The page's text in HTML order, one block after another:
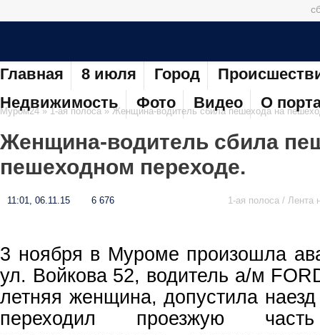
Главная 8 июля Город
Недвижимость
Фото Видео О
Муром24»1-ая полоса» Женщина-водитель сбила пешехода на
Женщина-водитель сбила
пешеходном переходе.
11:01, 06.11.15 6 676 1-ая полоса / Лента
3 ноября в Муроме произошла
ул. Войкова 52, водитель а/м
летняя женщина, допустила
переходил проезжую